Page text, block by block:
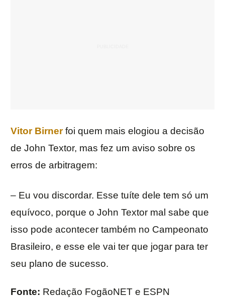
Vitor Birnerfoi quem mais elogiou a decisão
de John Textor, mas fez um aviso sobre os
erros de arbitragem:
– Eu vou discordar. Esse tuíte dele tem só um
equívoco, porque o John Textor mal sabe que
isso pode acontecer também no Campeonato
Brasileiro, e esse ele vai ter que jogar para ter
seu plano de sucesso.
Fonte: Redação FogãoNET e ESPN